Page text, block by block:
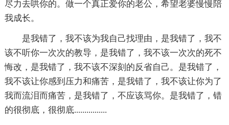
尽力去哄你的。做一个真正爱你的老公，希望老婆慢慢陪
我成长。
是我错了，我不该为我自己找理由，是我错了，我不
该不听你一次次的教导，是我错了，我不该一次次的死不
悔改，是我错了，我不该不深刻的反省自己。是我错了，
我不该让你感到压力和痛苦，是我错了，我不该让你为了
我而流泪而痛苦，是我错了，不应该骂你。是我错了，错
的很彻底，很彻底................